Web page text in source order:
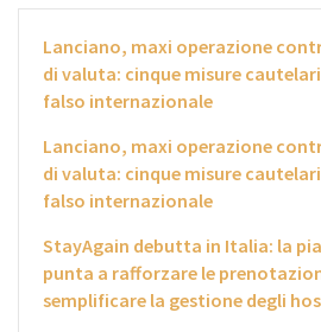
Lanciano, maxi operazione
di valuta: cinque misure
falso internazionale
Lanciano, maxi operazione
di valuta: cinque misure
falso internazionale
StayAgain debutta in Italia: la
punta a rafforzare le
semplificare la gestione degli